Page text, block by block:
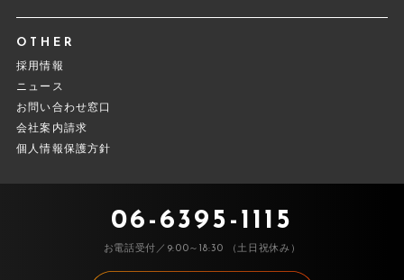
OTHER
採用情報
ニュース
お問い合わせ窓口
会社案内請求
個人情報保護方針
06-6395-1115
お電話受付／9:00～18:30 （土日祝休み）